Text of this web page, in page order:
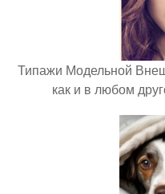
Типажи Модельной
как и в любом